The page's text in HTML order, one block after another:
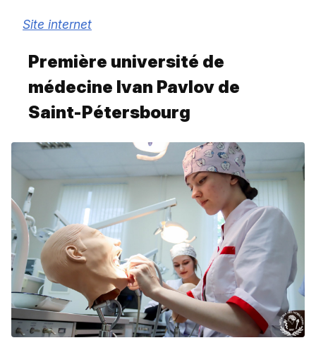
Site internet
Première université de
médecine Ivan Pavlov de
Saint-Pétersbourg